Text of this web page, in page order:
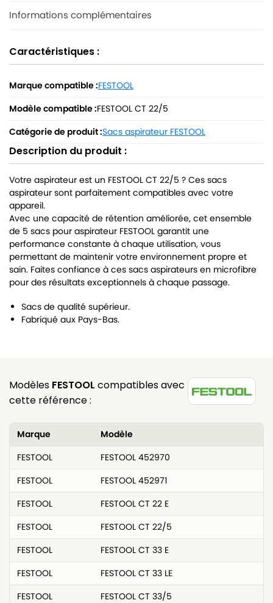
Informations complémentaires
Caractéristiques :
Marque compatible :FESTOOL
Modèle compatible :FESTOOL CT 22/5
Catégorie de produit :Sacs aspirateur FESTOOL
Description du produit :
Votre aspirateur est un FESTOOL CT 22/5 ? Ces sacs
aspirateur sont parfaitement compatibles avec votre
appareil.
Avec une capacité de rétention améliorée, cet ensemble
de 5 sacs pour aspirateur FESTOOL garantit une
performance constante à chaque utilisation, vous
permettant de maintenir votre environnement propre et
sain. Faites confiance à ces sacs aspirateurs en microfibre
pour des résultats exceptionnels à chaque passage.
Sacs de qualité supérieur.
Fabriqué aux Pays-Bas.
Modèles FESTOOL compatibles avec
cette référence :
Marque
Modèle
FESTOOL
FESTOOL 452970
FESTOOL
FESTOOL 452971
FESTOOL
FESTOOL CT 22 E
FESTOOL
FESTOOL CT 22/5
FESTOOL
FESTOOL CT 33 E
FESTOOL
FESTOOL CT 33 LE
FESTOOL
FESTOOL CT 33/5